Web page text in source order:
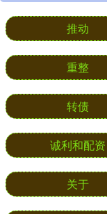
推动
重整
转债
诚利和配资
关于